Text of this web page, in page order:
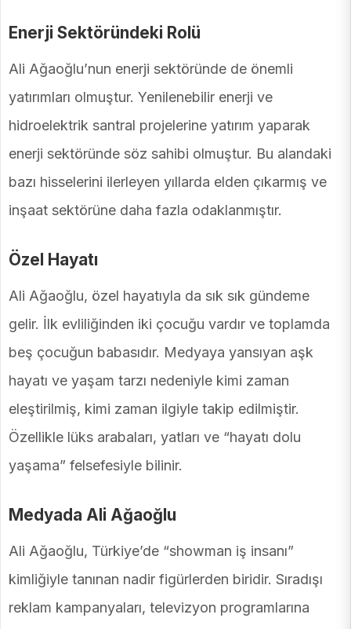
Enerji Sektöründeki Rolü
Ali Ağaoğlu’nun enerji sektöründe de önemli
yatırımları olmuştur. Yenilenebilir enerji ve
hidroelektrik santral projelerine yatırım yaparak
enerji sektöründe söz sahibi olmuştur. Bu alandaki
bazı hisselerini ilerleyen yıllarda elden çıkarmış ve
inşaat sektörüne daha fazla odaklanmıştır.
Özel Hayatı
Ali Ağaoğlu, özel hayatıyla da sık sık gündeme
gelir. İlk evliliğinden iki çocuğu vardır ve toplamda
beş çocuğun babasıdır. Medyaya yansıyan aşk
hayatı ve yaşam tarzı nedeniyle kimi zaman
eleştirilmiş, kimi zaman ilgiyle takip edilmiştir.
Özellikle lüks arabaları, yatları ve “hayatı dolu
yaşama” felsefesiyle bilinir.
Medyada Ali Ağaoğlu
Ali Ağaoğlu, Türkiye’de “showman iş insanı”
kimliğiyle tanınan nadir figürlerden biridir. Sıradışı
reklam kampanyaları, televizyon programlarına